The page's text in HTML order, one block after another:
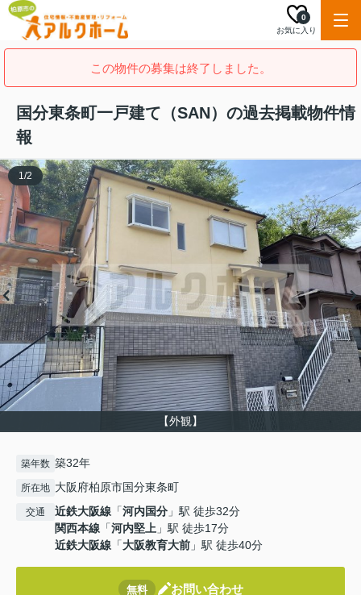
お気に入り
0
この物件の募集は終了しました。
国分東条町一戸建て（SAN）の過去掲載物件情
報
【外観】
1/2
築年数 築32年
所在地 大阪府柏原市国分東条町
交通 近鉄大阪線 「河内国分 」駅 徒歩32分
関西本線 「河内堅上 」駅 徒歩17分
近鉄大阪線 「大阪教育大前 」駅 徒歩40分
無料 お問い合わせ